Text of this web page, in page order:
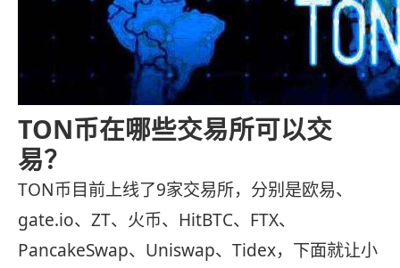
TON币在哪些交易所可以交
易？
TON币目前上线了9家交易所，分别是欧易、
gate.io、ZT、火币、HitBTC、FTX、
PancakeSwap、Uniswap、Tidex，下面就让小